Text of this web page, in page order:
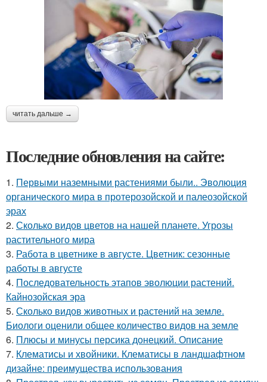
читать дальше →
Последние обновления на сайте:
1. Первыми наземными растениями были.. Эволюция
органического мира в протерозойской и палеозойской
эрах
2. Сколько видов цветов на нашей планете. Угрозы
растительного мира
3. Работа в цветнике в августе. Цветник: сезонные
работы в августе
4. Последовательность этапов эволюции растений.
Кайнозойская эра
5. Сколько видов животных и растений на земле.
Биологи оценили общее количество видов на земле
6. Плюсы и минусы персика донецкий. Описание
7. Клематисы и хвойники. Клематисы в ландшафтном
дизайне: преимущества использования